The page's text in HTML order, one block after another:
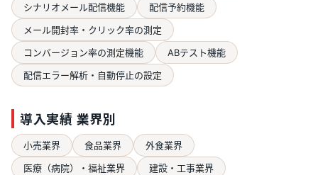
シナリオメール配信機能
配信予約機能
メール開封率・クリック率の測定
コンバージョン率の測定機能
ABテスト機能
配信エラー解析・自動停止の設定
導入実績 業界別
小売業界 食品業界
外食業界
医療（病院）・福祉業界
建設・工事業界